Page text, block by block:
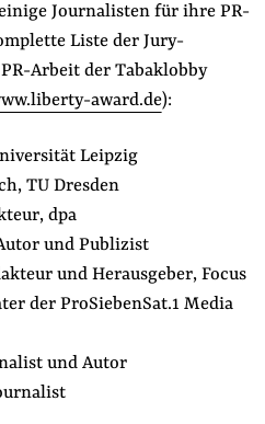
Journalisten für ihre PR-
Liste der Jury-
Arbeit der Tabaklobby
award.de):
Leipzig
TU Dresden
dpa
und Publizist
und Herausgeber, Focus
der ProSiebenSat.1 Media
und Autor